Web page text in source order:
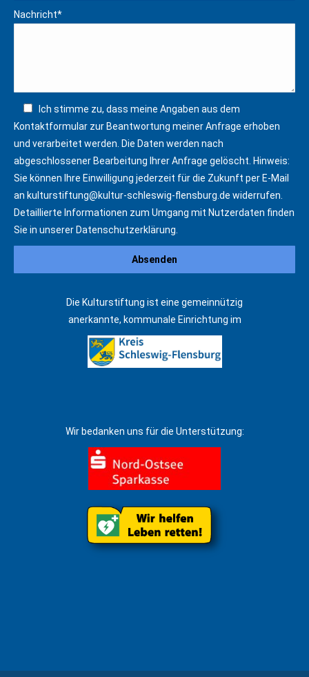
Nachricht*
Ich stimme zu, dass meine Angaben aus dem
Kontaktformular zur Beantwortung meiner Anfrage erhoben
und verarbeitet werden. Die Daten werden nach
abgeschlossener Bearbeitung Ihrer Anfrage gelöscht. Hinweis:
Sie können Ihre Einwilligung jederzeit für die Zukunft per E-Mail
an kulturstiftung@kultur-schleswig-flensburg.de widerrufen.
Detaillierte Informationen zum Umgang mit Nutzerdaten finden
Sie in unserer Datenschutzerklärung
Die Kulturstiftung ist eine gemeinnützig
anerkannte, kommunale Einrichtung im
Wir bedanken uns für die Unterstützung: